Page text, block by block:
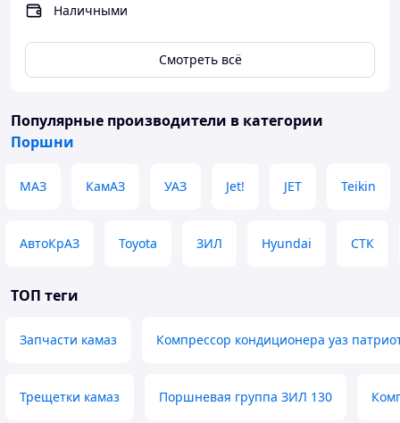
Наличными
Смотреть всё
Популярные производители в категории
Поршни
МАЗ КамАЗ УАЗ Jet! JET Teikin
АвтоКрАЗ Toyota ЗИЛ Hyundai СТК
ТОП теги
Запчасти камаз Компрессор кондиционера уаз
Трещетки камаз Поршневая группа ЗИЛ 130